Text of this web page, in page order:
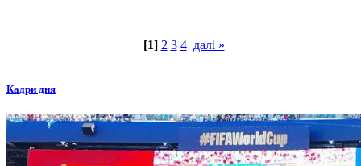
[1] 2 3 4 далі »
Кадри дня